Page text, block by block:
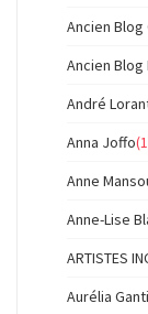
Ancien Blog
Ancien Blog
André
Anna Joffo
Anne
Anne-Lise
ARTISTES
Aurélia